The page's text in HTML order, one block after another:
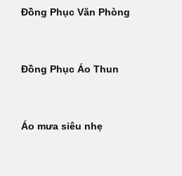
Đồng Phục Văn Phòng
Đồng Phục Áo Thun
Áo mưa siêu nhẹ